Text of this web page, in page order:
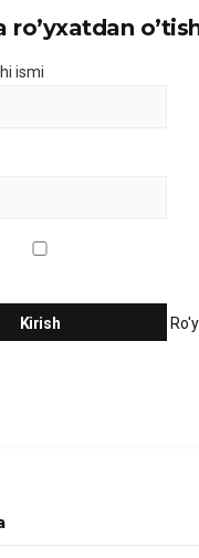
ro’yxatdan
ismi